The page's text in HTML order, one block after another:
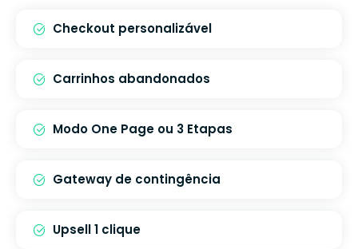
Checkout personalizável
Carrinhos abandonados
Modo One Page ou 3 Etapas
Gateway de contingência
Upsell 1 clique